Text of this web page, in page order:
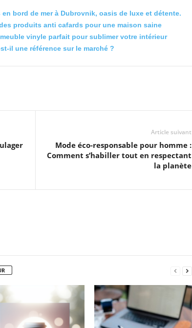
en bord de mer à Dubrovnik, oasis de luxe et détente.
produits anti cafards pour une maison saine
vinyle parfait pour sublimer votre intérieur
il une référence sur le marché ?
Article suivant
Mode éco-responsable pour homme :
Comment s’habiller tout en respectant
la planète